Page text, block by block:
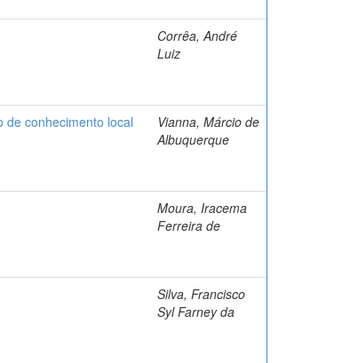
Corrêa, André
Luiz
de conhecimento local
Vianna, Márcio de
Albuquerque
Moura, Iracema
Ferreira de
Silva, Francisco
Syl Farney da